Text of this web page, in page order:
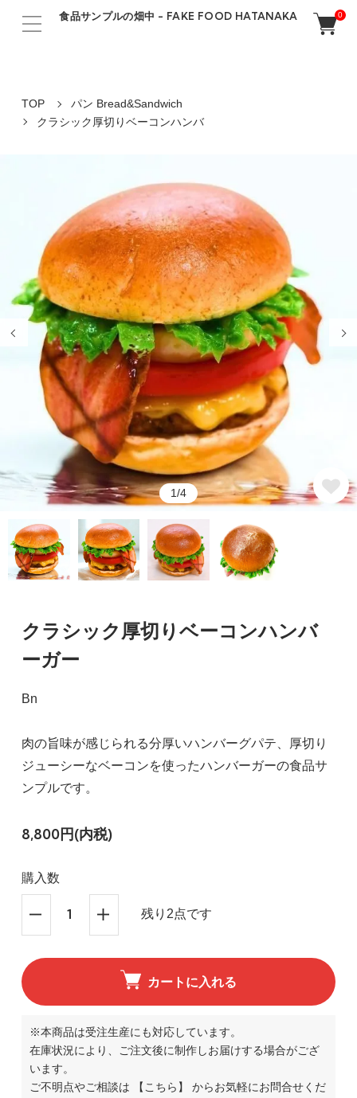
食品サンプルの畑中 - FAKE FOOD HATANAKA 0
TOP
パン Bread&Sandwich
クラシック厚切りベーコンハンバ
1/4
クラシック厚切りベーコンハンバ
ーガー
Bn
肉の旨味が感じられる分厚いハンバーグパテ、厚切り
ジューシーなベーコンを使ったハンバーガーの食品サ
ンプルです。
8,800円(内税)
購入数
残り2点です
カートに入れる
※本商品は受注生産にも対応しています。
在庫状況により、ご注文後に制作しお届けする場合がござ
います。
ご不明点やご相談は
【こちら】
からお気軽にお問合せくだ